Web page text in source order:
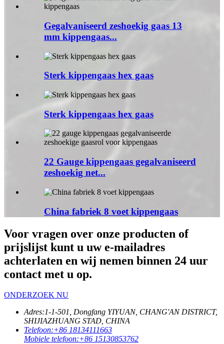
Gegalvaniseerd zeshoekig gaas 13
mm kippengaas...
Sterk kippengaas hex gaas
Sterk kippengaas hex gaas
22 Gauge kippengaas gegalvaniseerd
zeshoekig net...
China fabriek 8 voet kippengaas
Voor vragen over onze producten of
prijslijst kunt u uw e-mailadres
achterlaten en wij nemen binnen 24 uur
contact met u op.
ONDERZOEK NU
Adres:1-1-501, Dongfang YIYUAN, CHANG'AN DISTRICT,
SHIJIAZHUANG STAD, CHINA
Telefoon:+86 18134111663
Mobiele telefoon:+86 15130853762